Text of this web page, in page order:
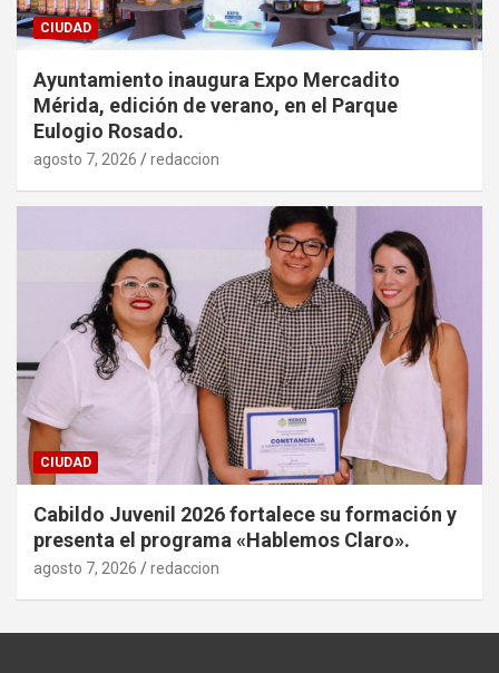
CIUDAD
Ayuntamiento inaugura Expo Mercadito
Mérida, edición de verano, en el Parque
Eulogio Rosado.
agosto 7, 2026 redaccion
CIUDAD
Cabildo Juvenil 2026 fortalece su formación y
presenta el programa «Hablemos Claro».
agosto 7, 2026 redaccion